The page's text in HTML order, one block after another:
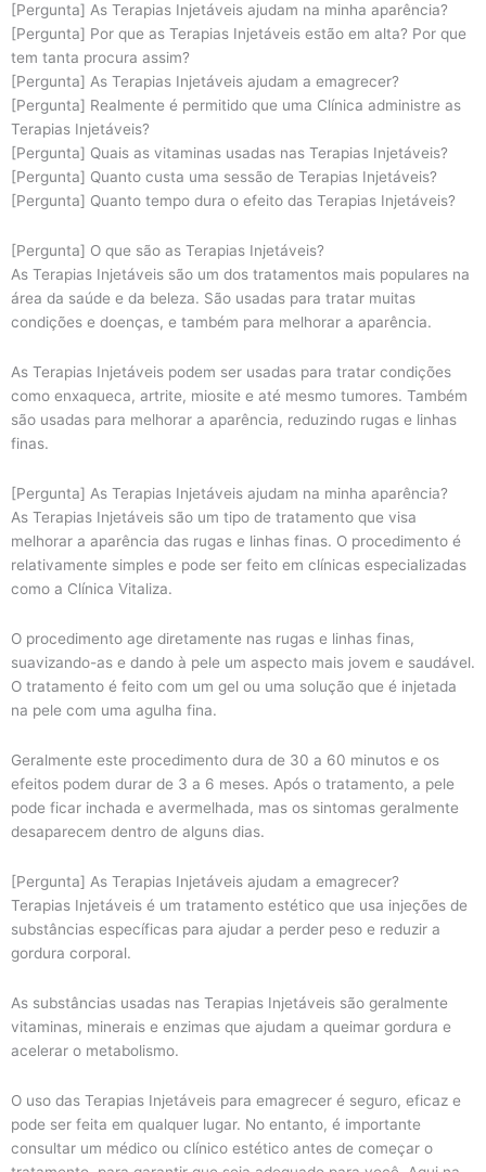
[Pergunta] As Terapias Injetáveis ajudam na minha aparência?
[Pergunta] Por que as Terapias Injetáveis estão em alta? Por que
tem tanta procura assim?
[Pergunta] As Terapias Injetáveis ajudam a emagrecer?
[Pergunta] Realmente é permitido que uma Clínica administre as
Terapias Injetáveis?
[Pergunta] Quais as vitaminas usadas nas Terapias Injetáveis?
[Pergunta] Quanto custa uma sessão de Terapias Injetáveis?
[Pergunta] Quanto tempo dura o efeito das Terapias Injetáveis?
[Pergunta] O que são as Terapias Injetáveis?
As Terapias Injetáveis são um dos tratamentos mais populares na
área da saúde e da beleza. São usadas para tratar muitas
condições e doenças, e também para melhorar a aparência.
As Terapias Injetáveis podem ser usadas para tratar condições
como enxaqueca, artrite, miosite e até mesmo tumores. Também
são usadas para melhorar a aparência, reduzindo rugas e linhas
finas.
[Pergunta] As Terapias Injetáveis ajudam na minha aparência?
As Terapias Injetáveis são um tipo de tratamento que visa
melhorar a aparência das rugas e linhas finas. O procedimento é
relativamente simples e pode ser feito em clínicas especializadas
como a Clínica Vitaliza.
O procedimento age diretamente nas rugas e linhas finas,
suavizando-as e dando à pele um aspecto mais jovem e saudável.
O tratamento é feito com um gel ou uma solução que é injetada
na pele com uma agulha fina.
Geralmente este procedimento dura de 30 a 60 minutos e os
efeitos podem durar de 3 a 6 meses. Após o tratamento, a pele
pode ficar inchada e avermelhada, mas os sintomas geralmente
desaparecem dentro de alguns dias.
[Pergunta] As Terapias Injetáveis ajudam a emagrecer?
Terapias Injetáveis é um tratamento estético que usa injeções de
substâncias específicas para ajudar a perder peso e reduzir a
gordura corporal.
As substâncias usadas nas Terapias Injetáveis são geralmente
vitaminas, minerais e enzimas que ajudam a queimar gordura e
acelerar o metabolismo.
O uso das Terapias Injetáveis para emagrecer é seguro, eficaz e
pode ser feita em qualquer lugar. No entanto, é importante
consultar um médico ou clínico estético antes de começar o